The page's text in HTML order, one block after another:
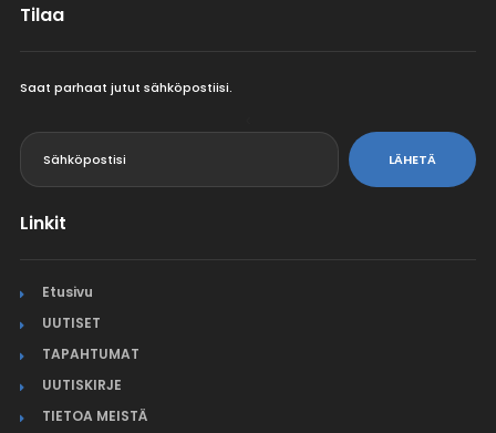
Tilaa
Saat parhaat jutut sähköpostiisi.
LÄHETÄ
Linkit
Etusivu
UUTISET
TAPAHTUMAT
UUTISKIRJE
TIETOA MEISTÄ